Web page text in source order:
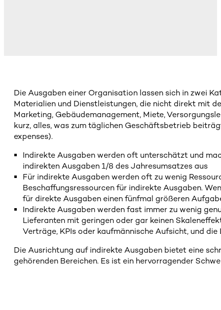
Die Ausgaben einer Organisation lassen sich in zwei
Materialien und Dienstleistungen, die nicht direkt mit
Marketing, Gebäudemanagement, Miete,
kurz, alles, was zum täglichen Geschäftsbetrieb
expenses).
Indirekte Ausgaben werden oft unterschätzt und
indirekten Ausgaben 1/8 des Jahresumsatzes aus
Für indirekte Ausgaben werden oft zu wenig
Beschaffungsressourcen für indirekte Ausgaben.
für direkte Ausgaben einen fünfmal größeren
Indirekte Ausgaben werden fast immer zu wenig
Lieferanten mit geringen oder gar keinen
Verträge, KPIs oder kaufmännische Aufsicht, und
Die Ausrichtung auf indirekte Ausgaben bietet eine
gehörenden Bereichen. Es ist ein hervorragender